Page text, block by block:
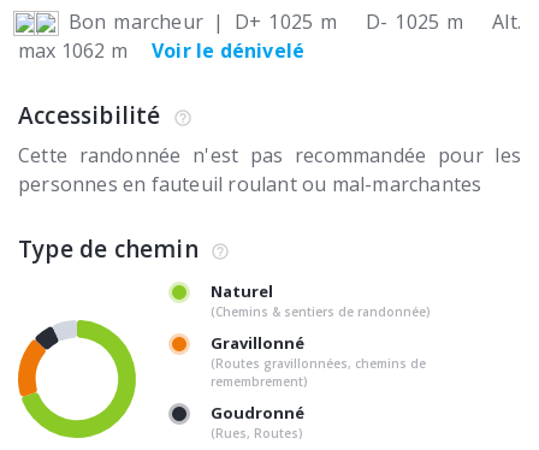
Bon marcheur | D+ 1025 m D- 1025 m
Alt.
max 1062 m
Voir le dénivelé
Accessibilité
Cette randonnée n'est pas recommandée pour les
personnes en fauteuil roulant ou mal-marchantes
Type de chemin
Naturel
(Chemins & sentiers de randonnée)
Gravillonné
(Routes gravillonnées, chemins de
remembrement)
Goudronné
(Rues, Routes)